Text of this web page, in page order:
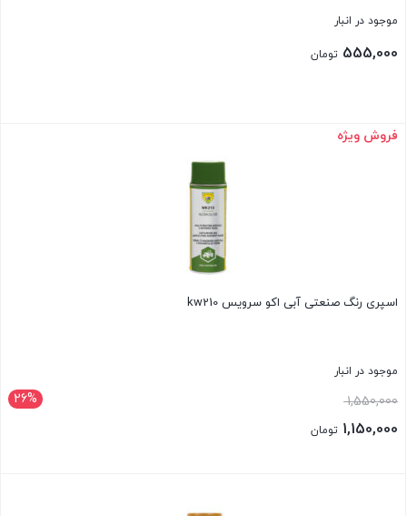
موجود در انبار
555,000 تومان
بستن
فروش ویژه
اسپری رنگ صنعتی آبی اکو سرویس kw210
موجود در انبار
26% 1,550,000قیمت
اصلی:1,150,000 تومان